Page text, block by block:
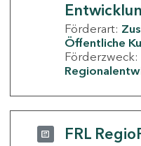
Förderart:
Öffentliche
Förderzweck:
FRL